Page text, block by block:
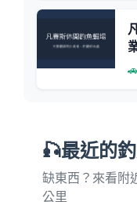
🎣最近的
缺東西？來看附
公里